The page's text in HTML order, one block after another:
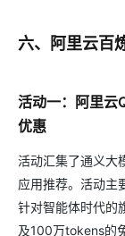
六、阿里云百
活动一：阿里
优惠
活动汇集了通义大
应用推荐。活动主
针对智能体时代的
及100万tokens的